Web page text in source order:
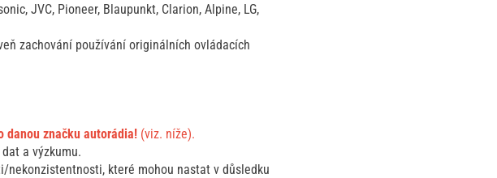
JVC, Pioneer, Blaupunkt, Clarion, Alpine, LG,
zachování používání originálních ovládacích
danou značku autorádia! (viz. níže).
a výzkumu.
nekonzistentnosti, které mohou nastat v důsledku